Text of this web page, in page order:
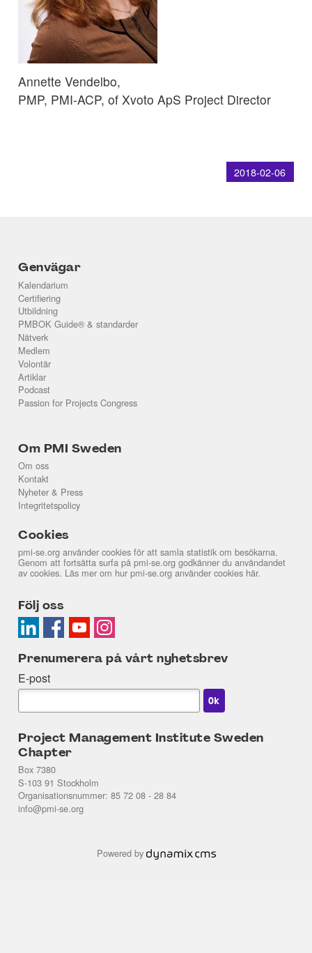
Annette Vendelbo,
PMP, PMI-ACP, of Xvoto ApS Project Director
2018-02-06
Genvägar
Kalendarium
Certifiering
Utbildning
PMBOK Guide® & standarder
Nätverk
Medlem
Volontär
Artiklar
Podcast
Passion for Projects Congress
Om PMI Sweden
Om oss
Kontakt
Nyheter & Press
Integritetspolicy
Cookies
pmi-se.org använder cookies för att samla statistik om besökarna.
Genom att fortsätta surfa på pmi-se.org godkänner du användandet
av cookies. Läs mer om hur pmi-se.org använder cookies här.
Följ oss
Prenumerera på vårt nyhetsbrev
E-post
Project Management Institute Sweden
Chapter
Box 7380
S-103 91 Stockholm
Organisationsnummer: 85 72 08 - 28 84
info@pmi-se.org
Powered by